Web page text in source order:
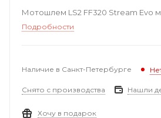
Мотошлем LS2 FF320 Stream Evo
Подробности
Наличие в Санкт-Петербурге
Снято с производства Нашли
Хочу в подарок